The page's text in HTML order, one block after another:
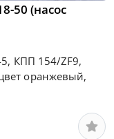
50 (насос
КПП 154/ZF9,
оранжевый,